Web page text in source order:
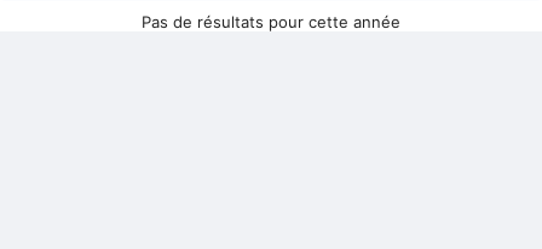
Pas de résultats pour cette année